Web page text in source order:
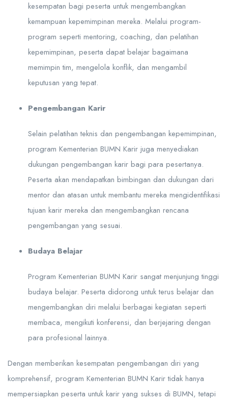
kesempatan bagi peserta untuk mengembangkan
kemampuan kepemimpinan mereka. Melalui program-
program seperti mentoring, coaching, dan pelatihan
kepemimpinan, peserta dapat belajar bagaimana
memimpin tim, mengelola konflik, dan mengambil
keputusan yang tepat.
Pengembangan Karir
Selain pelatihan teknis dan pengembangan kepemimpinan,
program Kementerian BUMN Karir juga menyediakan
dukungan pengembangan karir bagi para pesertanya.
Peserta akan mendapatkan bimbingan dan dukungan dari
mentor dan atasan untuk membantu mereka mengidentifikasi
tujuan karir mereka dan mengembangkan rencana
pengembangan yang sesuai.
Budaya Belajar
Program Kementerian BUMN Karir sangat menjunjung tinggi
budaya belajar. Peserta didorong untuk terus belajar dan
mengembangkan diri melalui berbagai kegiatan seperti
membaca, mengikuti konferensi, dan berjejaring dengan
para profesional lainnya.
Dengan memberikan kesempatan pengembangan diri yang
komprehensif, program Kementerian BUMN Karir tidak hanya
mempersiapkan peserta untuk karir yang sukses di BUMN, tetapi